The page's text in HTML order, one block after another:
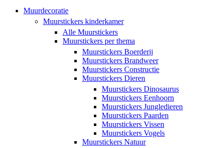
Muurdecoratie
Muurstickers kinderkamer
Alle Muurstickers
Muurstickers per thema
Muurstickers Boerderij
Muurstickers Brandweer
Muurstickers Constructie
Muurstickers Dieren
Muurstickers Dinosaurus
Muurstickers Eenhoorn
Muurstickers Jungledieren
Muurstickers Paarden
Muurstickers Vissen
Muurstickers Vogels
Muurstickers Natuur